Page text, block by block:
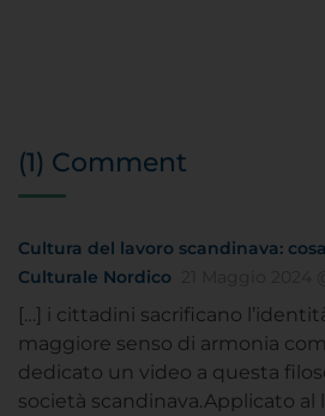
(1) Comment
Cultura del lavoro scandinava:
Culturale Nordico
[…] i cittadini sacrificano
maggiore senso di armonia
dedicato un video a questa
società scandinava.Applicato al